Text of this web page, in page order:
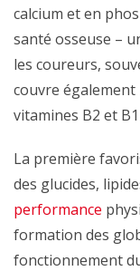
calcium et en
santé osseuse –
les coureurs,
couvre également
vitamines B2 et
La première
des glucides,
performance
formation des
fonctionnement